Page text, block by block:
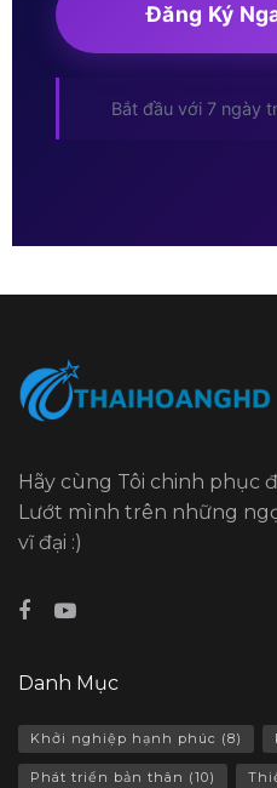
Đăng Ký
Bắt đầu với 7 ngày
Hãy cùng Tôi chinh phục
Lướt mình trên những
vĩ đại :)
Danh Mục
Khởi nghiệp hạnh phúc (8)
Phát triển bản thân (10)